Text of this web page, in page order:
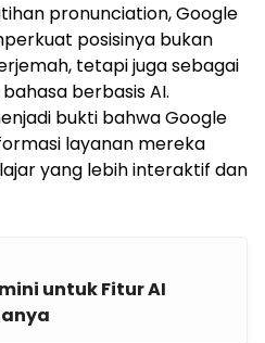
pronunciation, Google
posisinya bukan
tetapi juga sebagai
berbasis AI.
bukti bahwa Google
layanan mereka
yang lebih interaktif dan
untuk Fitur AI